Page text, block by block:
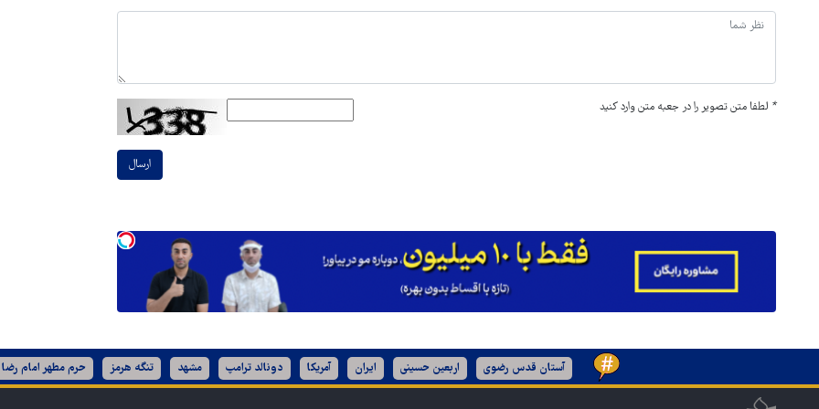
* لطفا متن تصویر را در جعبه متن وارد کنید
ارسال
آستان قدس رضوی اربعین حسینی ایران آمریکا دونالد ترامپ مشهد تنگه هرمز حرم مطهر امام